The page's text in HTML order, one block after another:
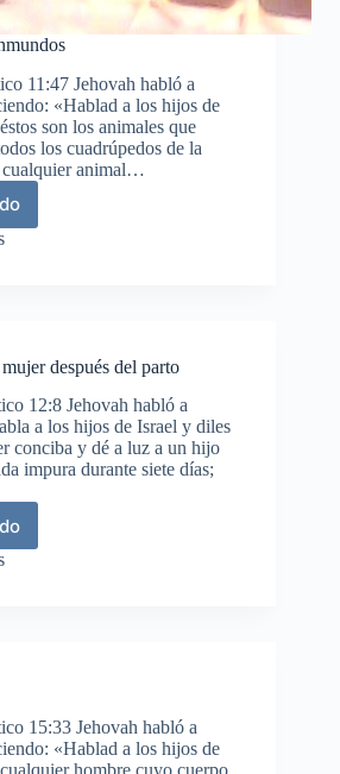
11:47 Jehovah habló a
«Hablad a los hijos de
son los animales que
los cuadrúpedos de la
cualquier animal…
después del parto
12:8 Jehovah habló a
a los hijos de Israel y diles
conciba y dé a luz a un hijo
impura durante siete días;
15:33 Jehovah habló a
«Hablad a los hijos de